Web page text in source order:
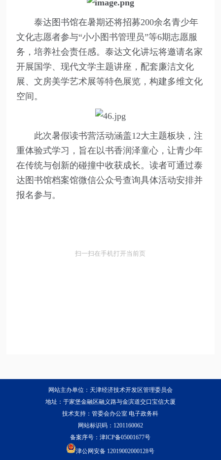
泰达图书馆在暑期还将招募200余名青少年
文化志愿者参与“小小图书管理员”等6期志愿服
务，培养社会责任感。泰达文化讲坛将邀请名家
开展国学、现代文学主题讲座，配套廉洁文化
展、文房美学艺术展等特色展览，构建多维文化
空间。
此次暑假读书营活动涵盖12大主题板块，注
重体验式学习，旨在以书香润泽童心，让青少年
在传统与创新的碰撞中收获成长。读者可通过泰
达图书馆档案馆微信公众号查询具体活动安排并
报名参与。
扫一扫在手机打开当前页
网站主办单位：天津经济技术开发区管理委员会
地址：于家堡金融区融义路与金滨道交口宝信大厦
技术支持：管委会办公室 电子政务科
网站标识码：1201160062
备案序号：津ICP备05001677号
津公网安备 12019002000128号